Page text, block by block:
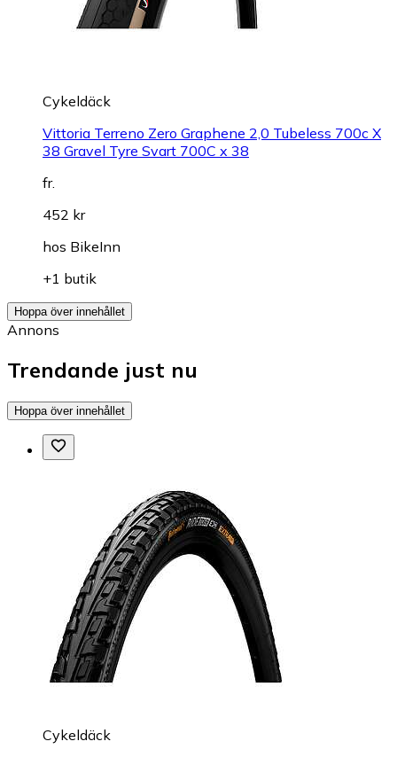
Cykeldäck
Vittoria Terreno Zero Graphene 2,0 Tubeless 700c X
38 Gravel Tyre Svart 700C x 38
fr.
452 kr
hos BikeInn
+1 butik
Hoppa över innehållet
Annons
Trendande just nu
Hoppa över innehållet
Cykeldäck